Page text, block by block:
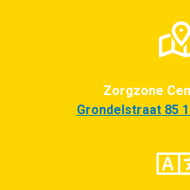
Zorgzone
Grondelstraat 85